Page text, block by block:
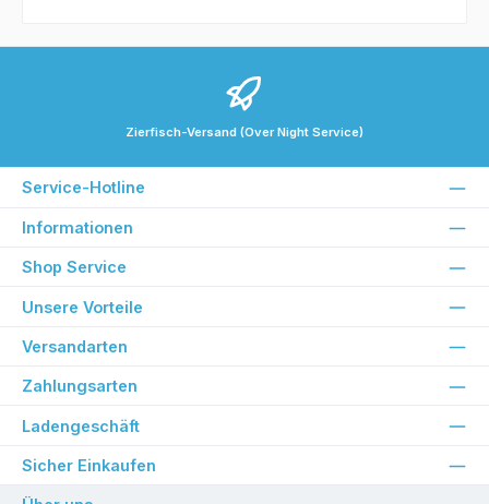
Zierfisch-Versand (Over Night Service)
Service-Hotline
Informationen
Shop Service
Unsere Vorteile
Versandarten
Zahlungsarten
Ladengeschäft
Sicher Einkaufen